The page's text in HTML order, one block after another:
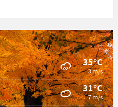
35°C
3 m/s
31°C
7 m/s